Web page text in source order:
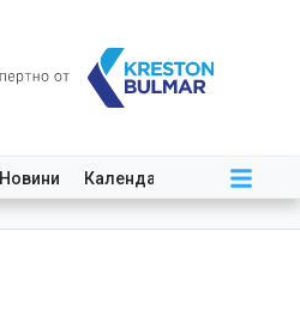
Новини Календар